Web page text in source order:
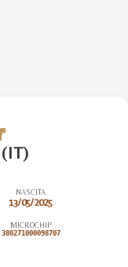
NASCITA
13/05/2025
MICROCHIP
380271000098707